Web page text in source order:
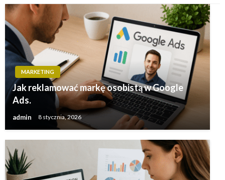
MARKETING
Jak reklamować markę osobistą w Google
Ads.
admin 8 stycznia, 2026